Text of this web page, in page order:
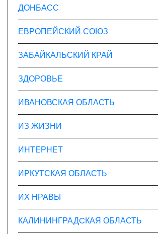
ДОНБАСС
ЕВРОПЕЙСКИЙ СОЮЗ
ЗАБАЙКАЛЬСКИЙ КРАЙ
ЗДОРОВЬЕ
ИВАНОВСКАЯ ОБЛАСТЬ
ИЗ ЖИЗНИ
ИНТЕРНЕТ
ИРКУТСКАЯ ОБЛАСТЬ
ИХ НРАВЫ
КАЛИНИНГРАДCКАЯ ОБЛАСТЬ